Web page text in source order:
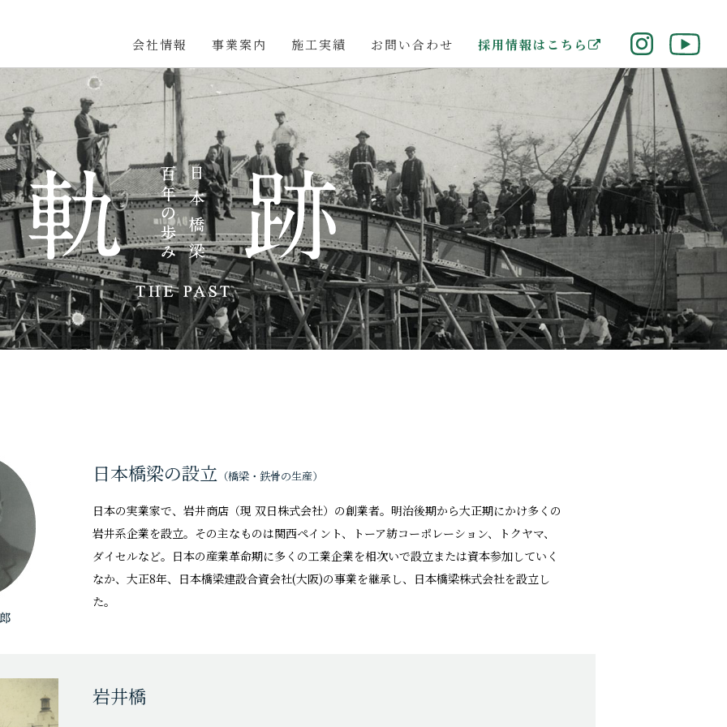
会社情報 事業案内 施工実績 お問い合わせ 採用情報はこちら
日本橋梁の設立 （橋梁・鉄骨の生産）
日本の実業家で、岩井商店（現 双日株式会社）の創業者。明治後期から大正期にかけ多くの
岩井系企業を設立。その主なものは関西ペイント、トーア紡コーポレーション、トクヤマ、
ダイセルなど。日本の産業革命期に多くの工業企業を相次いで設立または資本参加していく
なか、大正8年、日本橋梁建設合資会社(大阪)の事業を継承し、日本橋梁株式会社を設立し
た。
岩井橋